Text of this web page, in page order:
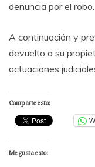
denuncia por el robo.
A continuación y
devuelto a su
actuaciones
Comparte esto:
Me gusta esto: